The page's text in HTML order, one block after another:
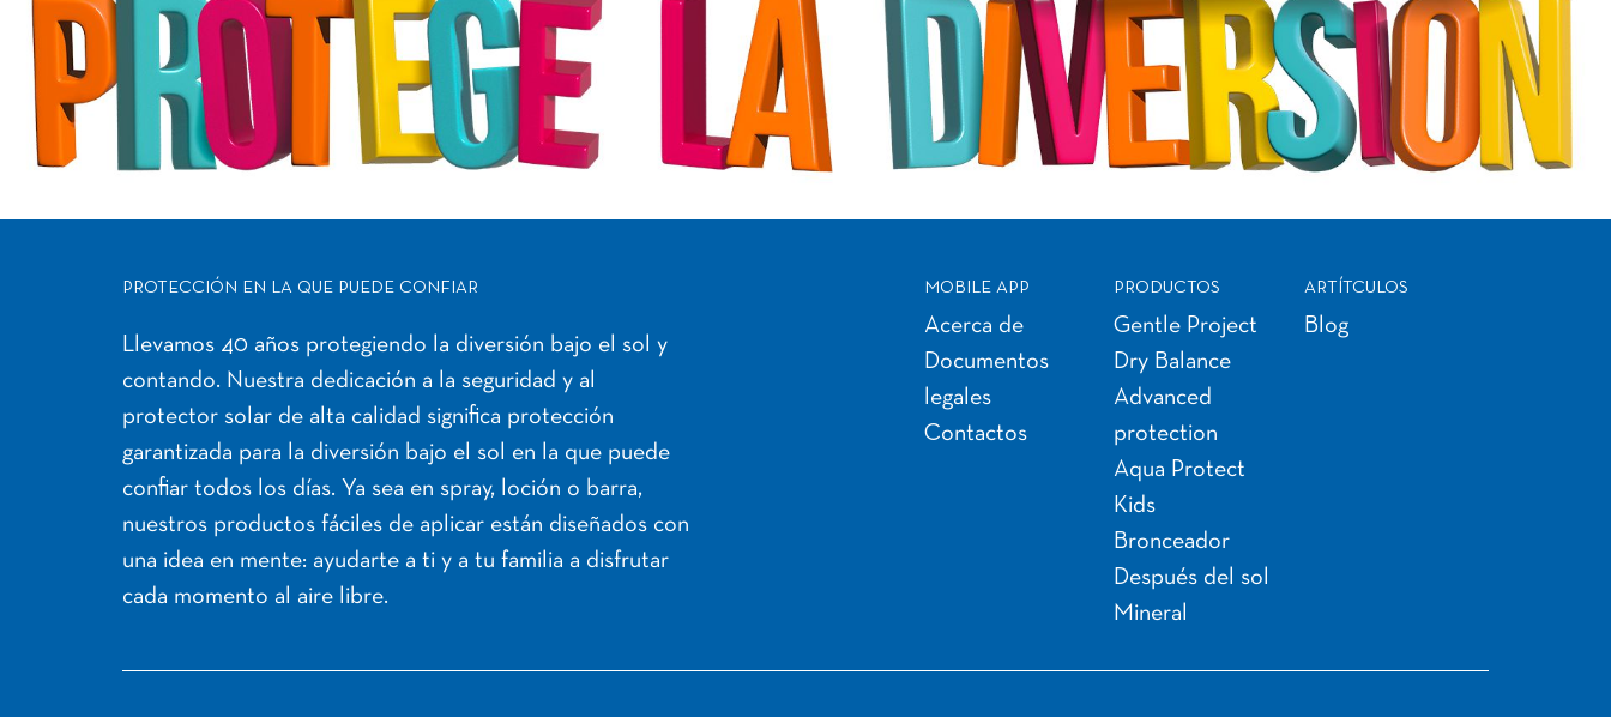
PROTECCIÓN EN LA QUE PUEDE CONFIAR
Llevamos 40 años protegiendo la diversión bajo el sol y
contando. Nuestra dedicación a la seguridad y al
protector solar de alta calidad significa protección
garantizada para la diversión bajo el sol en la que puede
confiar todos los días. Ya sea en spray, loción o barra,
nuestros productos fáciles de aplicar están diseñados con
una idea en mente: ayudarte a ti y a tu familia a disfrutar
cada momento al aire libre.
MOBILE APP
Acerca de
Documentos
legales
Contactos
PRODUCTOS
Gentle Project
Dry Balance
Advanced
protection
Aqua Protect
Kids
Bronceador
Después del sol
Mineral
ARTÍTCULOS
Blog